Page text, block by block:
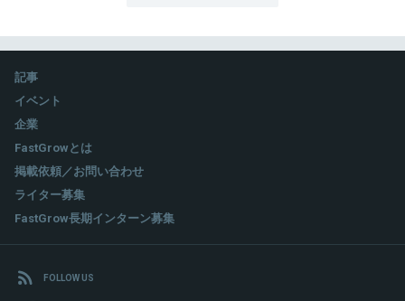
記事
イベント
企業
FastGrowとは
掲載依頼／お問い合わせ
ライター募集
FastGrow長期インターン募集
FOLLOW US